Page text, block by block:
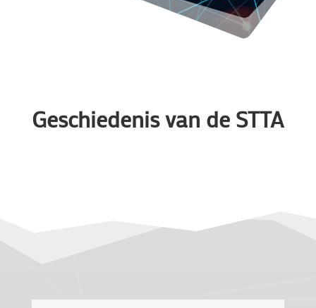
Geschiedenis van de STTA